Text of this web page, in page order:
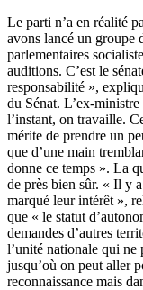
Le parti n’a en réalité
avons lancé un groupe
parlementaires
auditions. C’est le
responsabilité »,
du Sénat. L’ex-
l’instant, on travaille.
mérite de prendre un
que d’une main
donne ce temps ». La
de près bien sûr. « Il y
marqué leur intérêt »,
que « le statut
demandes d’autres
l’unité nationale qui ne
jusqu’où on peut aller
reconnaissance mais